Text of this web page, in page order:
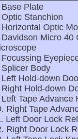
Base Plate
Optic Stanchion
Horizontal Optic
Micro 40
Focussing
Splicer Body
Left Hold-down
Hold-down
Left Tape Advance
Right Tape
Left Door Lock
Right Door Lock